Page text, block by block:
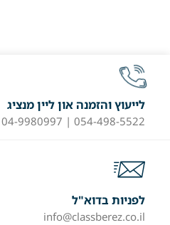
לייעוץ והזמנה און ליין מנציג
054-498-5522 | 04-9980997
לפניות בדוא"ל
info@classberez.co.il